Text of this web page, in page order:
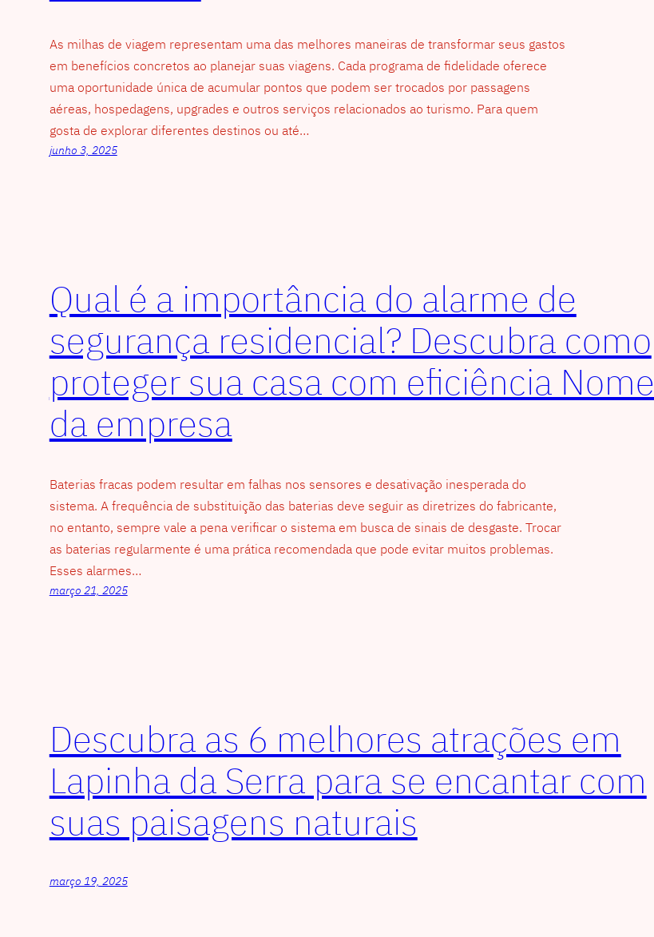
As milhas de viagem representam uma das melhores maneiras de transformar seus gastos
em benefícios concretos ao planejar suas viagens. Cada programa de fidelidade oferece
uma oportunidade única de acumular pontos que podem ser trocados por passagens
aéreas, hospedagens, upgrades e outros serviços relacionados ao turismo. Para quem
gosta de explorar diferentes destinos ou até…
junho 3, 2025
Qual é a importância do alarme de
segurança residencial? Descubra como
proteger sua casa com eficiência Nome
da empresa
Baterias fracas podem resultar em falhas nos sensores e desativação inesperada do
sistema. A frequência de substituição das baterias deve seguir as diretrizes do fabricante,
no entanto, sempre vale a pena verificar o sistema em busca de sinais de desgaste. Trocar
as baterias regularmente é uma prática recomendada que pode evitar muitos problemas.
Esses alarmes…
março 21, 2025
Descubra as 6 melhores atrações em
Lapinha da Serra para se encantar com
suas paisagens naturais
março 19, 2025